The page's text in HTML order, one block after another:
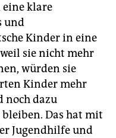
klare
und
Kinder in eine
sie nicht mehr
würden sie
Kinder mehr
noch dazu
Das hat mit
Jugendhilfe und